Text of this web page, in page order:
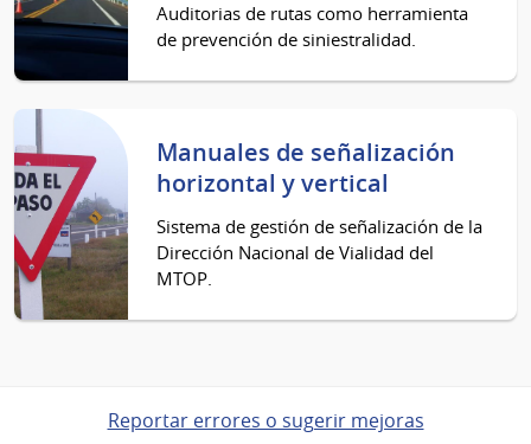
Auditorias de rutas como herramienta
de prevención de siniestralidad.
Manuales de señalización
horizontal y vertical
Sistema de gestión de señalización de la
Dirección Nacional de Vialidad del
MTOP.
Reportar errores o sugerir mejoras